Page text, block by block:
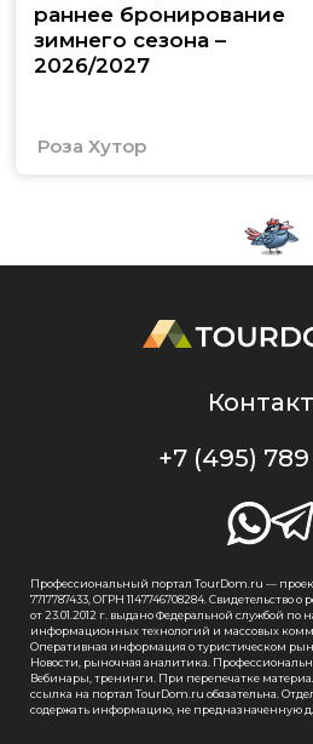
раннее бронирование
зимнего сезона –
2026/2027
Роза Хутор
+7 (495)
Профессиональный портал TourDom.ru —
7717787433, ОГРН 1147746708284.
от 23.01.2012 г. выдано Федеральной службой по
информационных технологий и массовых
Оперативная информация о туристическом
Новости, рыночная аналитика.
Вебинары, тренинги. При перепечатке
ссылка на портал TourDom.ru обязательна.
содержать информацию, не предназначенную